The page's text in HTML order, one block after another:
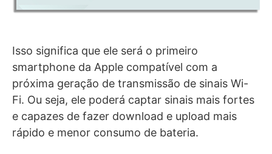
Isso significa que ele será o primeiro
smartphone da Apple compatível com a
próxima geração de transmissão de sinais Wi-
Fi. Ou seja, ele poderá captar sinais mais fortes
e capazes de fazer download e upload mais
rápido e menor consumo de bateria.